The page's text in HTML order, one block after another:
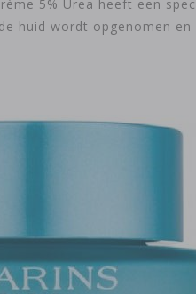
5% Urea heeft een
huid wordt opgenomen